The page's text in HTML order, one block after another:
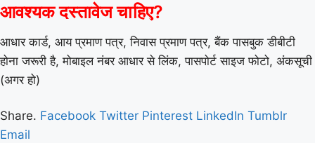
आवश्यक दस्तावेज चाहिए?
आधार कार्ड, आय प्रमाण पत्र, निवास प्रमाण पत्र, बैंक पासबुक डीबीटी
होना जरूरी है, मोबाइल नंबर आधार से लिंक, पासपोर्ट साइज फोटो, अंकसूची
(अगर हो)
Share. Facebook Twitter Pinterest LinkedIn Tumblr
Email